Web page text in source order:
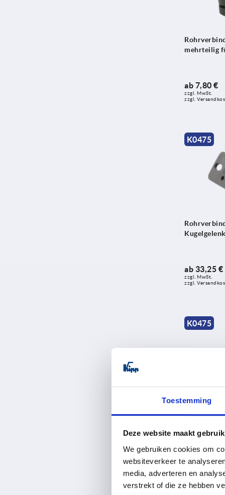
Toestemming
Deze website maakt
We gebruiken cookies om
websiteverkeer te
media, adverteren en
verstrekt of die ze hebben
mehrteilig
ab 7,80 €
zzgl. MwSt.
zzgl.
K0475
Kugelgelenk
ab 33,25 €
zzgl. MwSt.
zzgl.
K0475
ab29,49 €
zzgl. MwSt.
zzgl.